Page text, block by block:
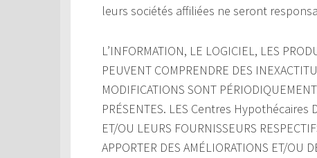
leurs sociétés affiliées ne seront
L’INFORMATION, LE LOGICIEL, LES
PEUVENT COMPRENDRE DES
MODIFICATIONS SONT
PRÉSENTES. LES Centres Hypothécaires
ET/OU LEURS FOURNISSEURS
APPORTER DES AMÉLIORATIONS ET/OU